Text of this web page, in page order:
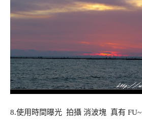
8.使用時間曝光 拍攝 消波塊 真有 FU~